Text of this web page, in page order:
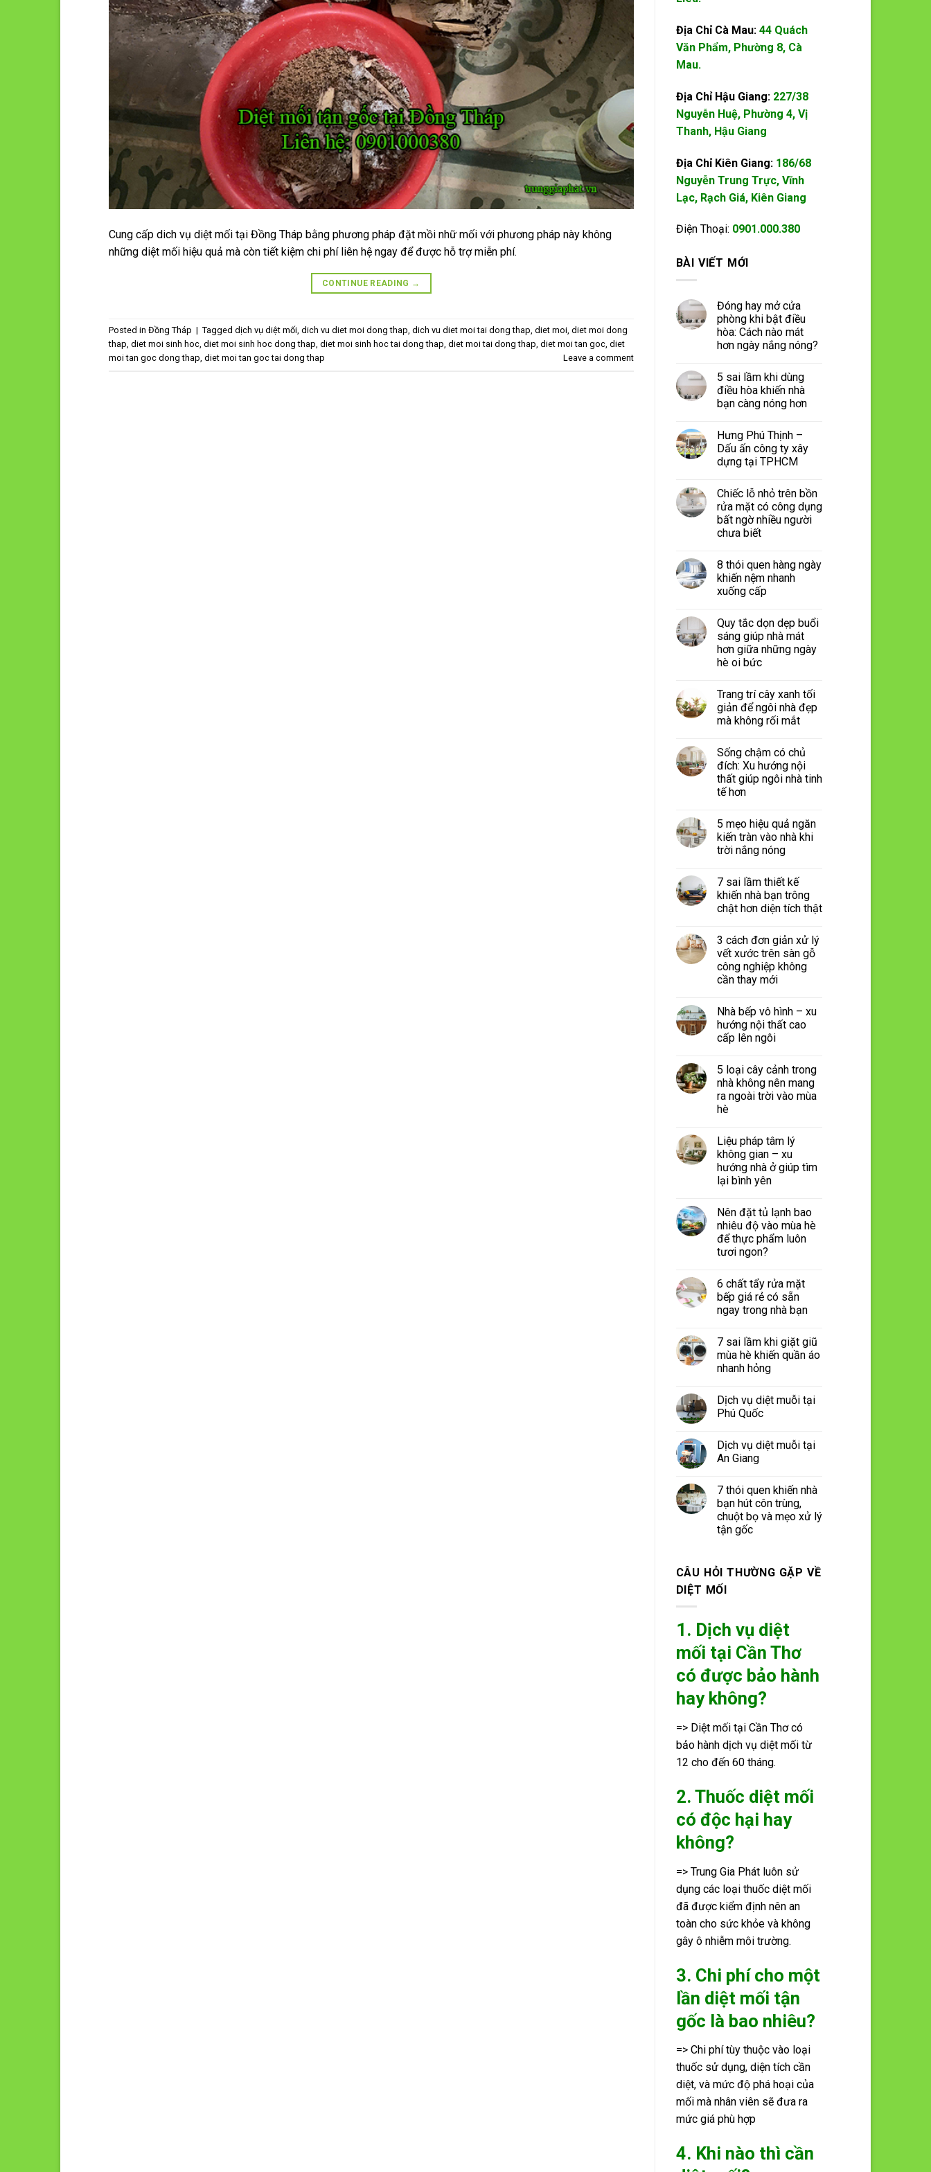
Cung cấp dich vụ diệt mối tại Đồng Tháp bằng phương pháp đặt mồi nhữ mối với phương pháp này không
những diệt mối hiệu quả mà còn tiết kiệm chi phí liên hệ ngay để được hỗ trợ miễn phí.
CONTINUE READING →
Posted in Đồng Tháp | Tagged dịch vụ diệt mối, dich vu diet moi dong thap, dich vu diet moi tai dong thap, diet moi, diet moi dong
thap, diet moi sinh hoc, diet moi sinh hoc dong thap, diet moi sinh hoc tai dong thap, diet moi tai dong thap, diet moi tan goc, diet
moi tan goc dong thap, diet moi tan goc tai dong thap Leave a comment
Địa Chỉ Cà Mau: 44 Quách
Văn Phẩm, Phường 8, Cà
Mau.
Địa Chỉ Hậu Giang: 227/38
Nguyễn Huệ, Phường 4, Vị
Thanh, Hậu Giang
Địa Chỉ Kiên Giang: 186/68
Nguyễn Trung Trực, Vĩnh
Lạc, Rạch Giá, Kiên Giang
Điện Thoại: 0901.000.380
BÀI VIẾT MỚI
Đóng hay mở cửa
phòng khi bật điều
hòa: Cách nào mát
hơn ngày nắng nóng?
5 sai lầm khi dùng
điều hòa khiến nhà
bạn càng nóng hơn
Hưng Phú Thịnh –
Dấu ấn công ty xây
dựng tại TPHCM
Chiếc lỗ nhỏ trên bồn
rửa mặt có công dụng
bất ngờ nhiều người
chưa biết
8 thói quen hàng ngày
khiến nệm nhanh
xuống cấp
Quy tắc dọn dẹp buổi
sáng giúp nhà mát
hơn giữa những ngày
hè oi bức
Trang trí cây xanh tối
giản để ngôi nhà đẹp
mà không rối mắt
Sống chậm có chủ
đích: Xu hướng nội
thất giúp ngôi nhà tinh
tế hơn
5 mẹo hiệu quả ngăn
kiến tràn vào nhà khi
trời nắng nóng
7 sai lầm thiết kế
khiến nhà bạn trông
chật hơn diện tích thật
3 cách đơn giản xử lý
vết xước trên sàn gỗ
công nghiệp không
cần thay mới
Nhà bếp vô hình – xu
hướng nội thất cao
cấp lên ngôi
5 loại cây cảnh trong
nhà không nên mang
ra ngoài trời vào mùa
hè
Liệu pháp tâm lý
không gian – xu
hướng nhà ở giúp tìm
lại bình yên
Nên đặt tủ lạnh bao
nhiêu độ vào mùa hè
để thực phẩm luôn
tươi ngon?
6 chất tẩy rửa mặt
bếp giá rẻ có sẵn
ngay trong nhà bạn
7 sai lầm khi giặt giũ
mùa hè khiến quần áo
nhanh hỏng
Dịch vụ diệt muỗi tại
Phú Quốc
Dịch vụ diệt muỗi tại
An Giang
7 thói quen khiến nhà
bạn hút côn trùng,
chuột bọ và mẹo xử lý
tận gốc
CÂU HỎI THƯỜNG GẶP VỀ
DIỆT MỐI
1. Dịch vụ diệt
mối tại Cần Thơ
có được bảo hành
hay không?
=> Diệt mối tại Cần Thơ có
bảo hành dịch vụ diệt mối từ
12 cho đến 60 tháng.
2. Thuốc diệt mối
có độc hại hay
không?
=> Trung Gia Phát luôn sử
dụng các loại thuốc diệt mối
đã được kiểm định nên an
toàn cho sức khỏe và không
gây ô nhiễm môi trường.
3. Chi phí cho một
lần diệt mối tận
gốc là bao nhiêu?
=> Chi phí tùy thuộc vào loại
thuốc sử dụng, diện tích cần
diệt, và mức độ phá hoại của
mối mà nhân viên sẽ đưa ra
mức giá phù hợp
4. Khi nào thì cần